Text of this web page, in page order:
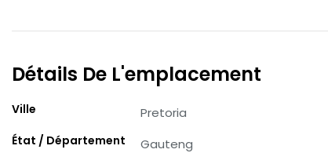
Détails De L'emplacement
Ville Pretoria
État / Département Gauteng